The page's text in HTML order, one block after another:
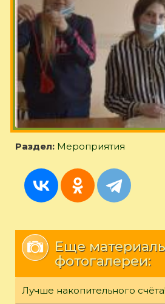
Раздел: Мероприятия
Еще
фотогалереи:
Лучше накопительного счёта!